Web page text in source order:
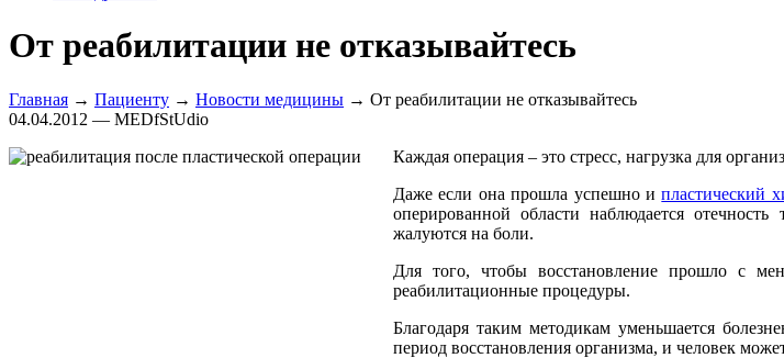
От реабилитации не отказывайтесь
Главная → Пациенту → Новости медицины → От реабилитации не отказывайтесь
04.04.2012 — MEDfStUdio
Каждая операция – это стресс, нагрузка для
Даже если она прошла успешно ипластический
оперированной области наблюдается
жалуются на боли.
Для того, чтобы восстановление прошло с
реабилитационные процедуры.
Благодаря таким методикам уменьшается
период восстановления организма, и человек